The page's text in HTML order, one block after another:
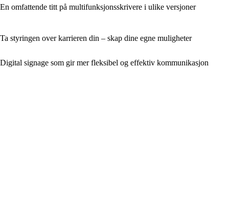
En omfattende titt på multifunksjonsskrivere i ulike versjoner
Ta styringen over karrieren din – skap dine egne muligheter
Digital signage som gir mer fleksibel og effektiv kommunikasjon